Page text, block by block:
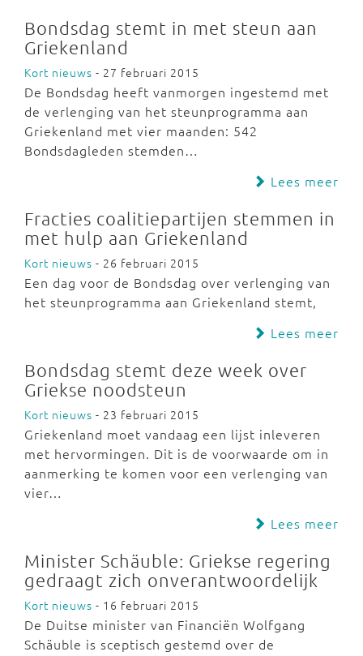
Bondsdag stemt in met steun aan
Griekenland
Kort nieuws - 27 februari 2015
De Bondsdag heeft vanmorgen ingestemd met
de verlenging van het steunprogramma aan
Griekenland met vier maanden: 542
Bondsdagleden stemden…
Lees meer
Fracties coalitiepartijen stemmen in
met hulp aan Griekenland
Kort nieuws - 26 februari 2015
Een dag voor de Bondsdag over verlenging van
het steunprogramma aan Griekenland stemt,
Lees meer
Bondsdag stemt deze week over
Griekse noodsteun
Kort nieuws - 23 februari 2015
Griekenland moet vandaag een lijst inleveren
met hervormingen. Dit is de voorwaarde om in
aanmerking te komen voor een verlenging van
vier…
Lees meer
Minister Schäuble: Griekse regering
gedraagt zich onverantwoordelijk
Kort nieuws - 16 februari 2015
De Duitse minister van Financiën Wolfgang
Schäuble is sceptisch gestemd over de